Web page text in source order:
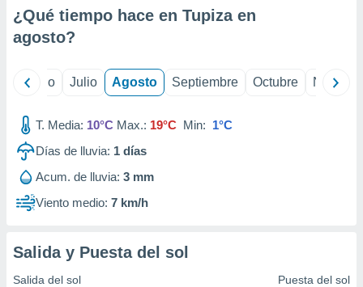
mediante
publicidad
de
1199
¿Qué tiempo hace en Tupiza en
agosto?
Junio Julio Agosto Septiembre Octubre
T. Media: 10°C Max.: 19°C Min: 1°C
Días de lluvia: 1 días
Acum. de lluvia: 3 mm
Viento medio: 7 km/h
Salida y Puesta del sol
Salida del sol Puesta del sol